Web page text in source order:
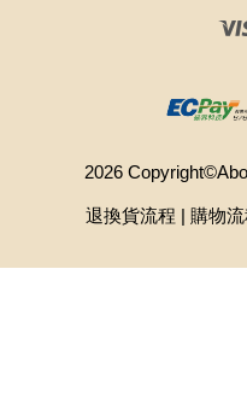
2026
退換貨流程 | 購物